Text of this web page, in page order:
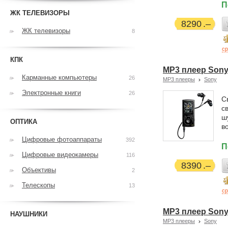
8290
MP3 плеер
MP3 плееры Sony
8390
MP3 плеер
MP3 плееры Sony
ЖК ТЕЛЕВИЗОРЫ
ЖК телевизоры 8
КПК
Карманные компьютеры 26
Электронные книги 26
ОПТИКА
Цифровые фотоаппараты 392
Цифровые видеокамеры 116
Объективы 2
Телескопы 13
НАУШНИКИ